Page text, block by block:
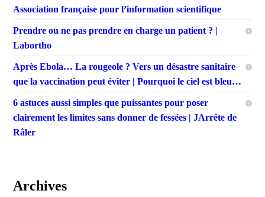
Association française pour l’information scientifique
Prendre ou ne pas prendre en charge un patient ? |
Labortho
Après Ebola… La rougeole ? Vers un désastre sanitaire
que la vaccination peut éviter | Pourquoi le ciel est bleu…
6 astuces aussi simples que puissantes pour poser
clairement les limites sans donner de fessées | JArrête de
Râler
Archives